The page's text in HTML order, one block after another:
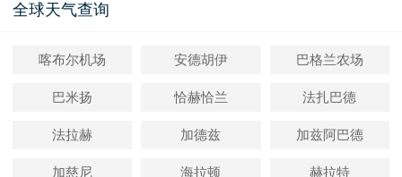
全球天气查询
喀布尔机场 安德胡伊 巴格兰农场
巴米扬 恰赫恰兰 法扎巴德
法拉赫 加德兹 加兹阿巴德
加慈尼 海拉顿 赫拉特